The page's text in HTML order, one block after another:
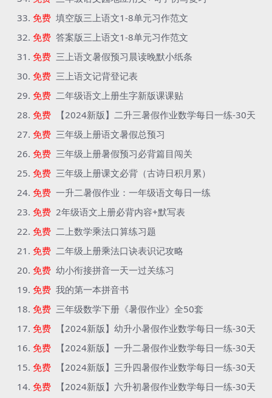
免费 填空版三上语文1-8单元习作范文
免费 答案版三上语文1-8单元习作范文
免费 三上语文暑假预习晨读晚默小纸条
免费 三上语文记背登记表
免费 二年级语文上册生字新版课课贴
免费
【2024新版】二升三暑假作业数学每日一练-30天
免费 三年级上册语文暑假总预习
免费 三年级上册暑假预习必背篇目闯关
免费 三年级上册课文必背（古诗日积月累）
免费 一升二暑假作业：一年级语文每日一练
免费 2年级语文上册必背内容+默写表
免费 二上数学乘法口算练习题
免费 二年级上册乘法口诀表识记攻略
免费 幼小衔接拼音一天一过关练习
免费 我的第一本拼音书
免费 三年级数学下册《暑假作业》全50套
免费
【2024新版】幼升小暑假作业数学每日一练-30天
免费
【2024新版】一升二暑假作业数学每日一练-30天
免费
【2024新版】三升四暑假作业数学每日一练-30天
免费
【2024新版】六升初暑假作业数学每日一练-30天